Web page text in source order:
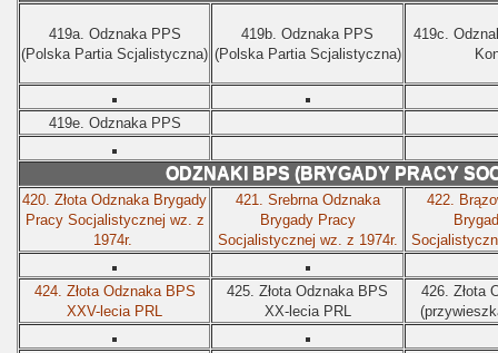
419a. Odznaka PPS
(Polska Partia Scjalistyczna)
419b. Odznaka PPS
(Polska Partia Scjalistyczna)
419c.
419e. Odznaka PPS
ODZNAKI BPS (BRYGADY PRACY
420. Złota Odznaka Brygady
Pracy Socjalistycznej wz. z
1974r.
421. Srebrna Odznaka
Brygady Pracy
Socjalistycznej wz. z 1974r.
422.
424. Złota Odznaka BPS
XXV-lecia PRL
425. Złota Odznaka BPS
XX-lecia PRL
426. Złota